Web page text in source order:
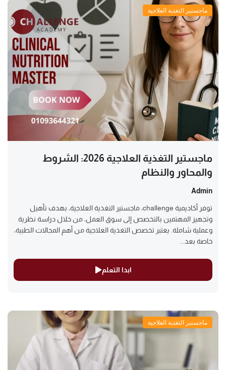
ماجستير التغذية العلاجية
ماجستير التغذية العلاجية 2026: الشروط
والمحاور والنظام
Admin
توفر أكاديمية challenge، ماجستير التغذية العلاجية، بهدف تأهيل
وتجهيز المهتمين بالتخصص إلى سوق العمل، من خلال دراسة نظرية
وعملية شاملة. يعتبر تخصص التغذية العلاجية من أهم المجالات الطبية،
خاصة بعد...
ابدا التعلم
ماجستير التغذية العلاجية